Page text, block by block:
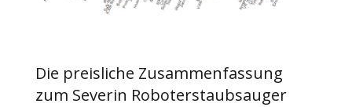
Die preisliche Zusammenfassung
zum Severin Roboterstaubsauger